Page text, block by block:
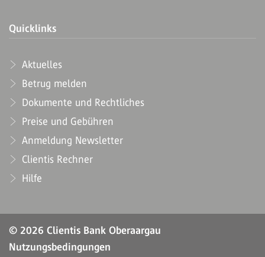
Quicklinks
Aktuelles
Betrug melden
Dokumente und Rechtliches
Preise und Gebühren
Anmeldung Newsletter
Clientis Rechner
Hilfe
© 2026 Clientis Bank Oberaargau
Nutzungsbedingungen